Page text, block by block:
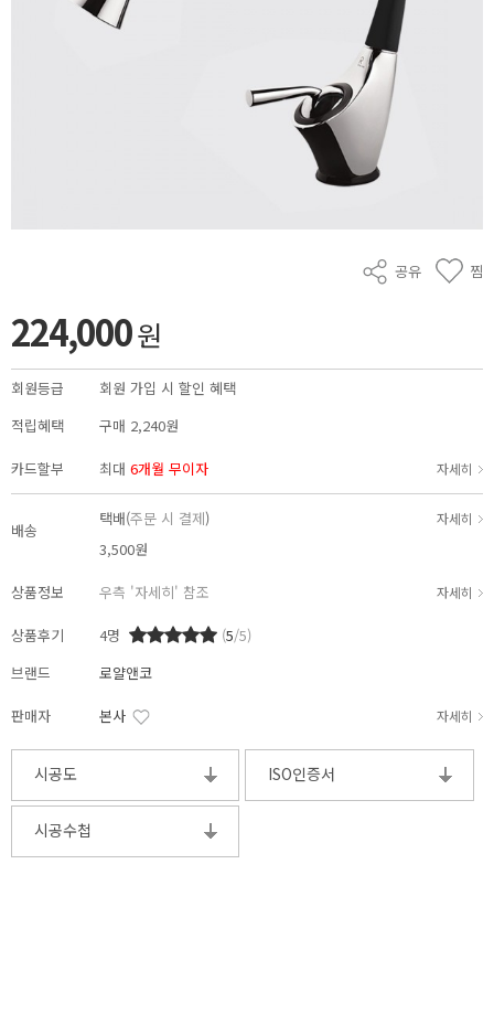
공유 찜
224,000원
회원등급
회원 가입 시 할인 혜택
적립혜택
구매 2,240원
카드할부 최대 6개월 무이자 자세히
배송
택배(주문 시 결제) 자세히
3,500원
상품정보 우측 '자세히' 참조 자세히
상품후기 4명 (5/5)
브랜드
로얄앤코
판매자 본사 자세히
시공도 ISO인증서
시공수첩